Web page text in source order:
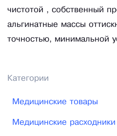
чистотой , собственный
альгинатные массы
точностью, минимальной
Категории
Медицинские товары
Медицинские расходники